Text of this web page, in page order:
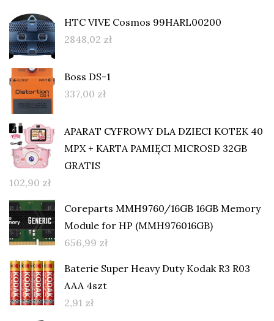
HTC VIVE Cosmos 99HARL00200
2848,02 zł
Boss DS-1
337,00 zł
APARAT CYFROWY DLA DZIECI KOTEK 40
MPX + KARTA PAMIĘCI MICROSD 32GB
GRATIS
102,90 zł
Coreparts MMH9760/16GB 16GB Memory
Module for HP (MMH976016GB)
656,99 zł
Baterie Super Heavy Duty Kodak R3 R03
AAA 4szt
2,91 zł